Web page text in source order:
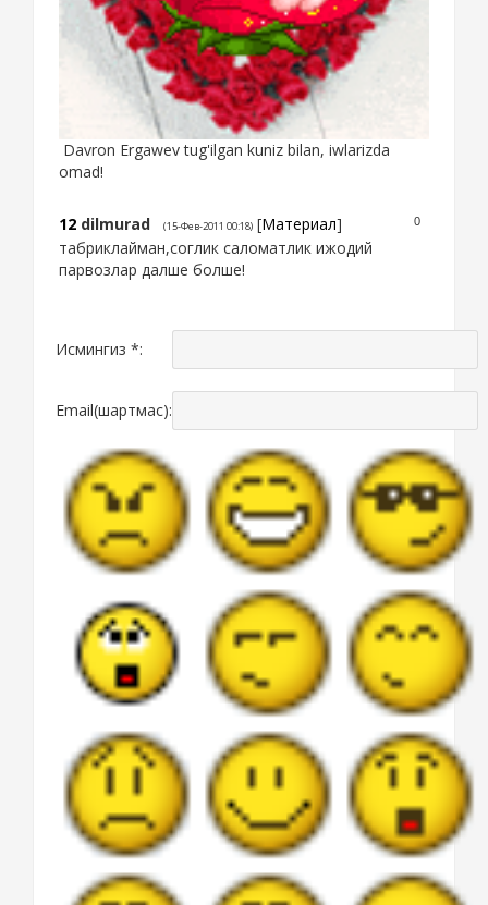
Davron Ergawev tug'ilgan kuniz bilan, iwlarizda
omad!
0
12 dilmurad (15-Фев-2011 00:18) [Материал]
табриклайман,соглик саломатлик ижодий
парвозлар далше болше!
Исмингиз *:
Email(шартмас):